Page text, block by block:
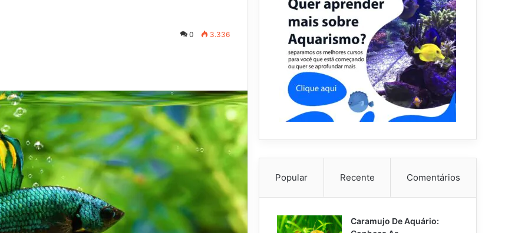
0 3.336
Popular Recente Comentários
Caramujo De Aquário: